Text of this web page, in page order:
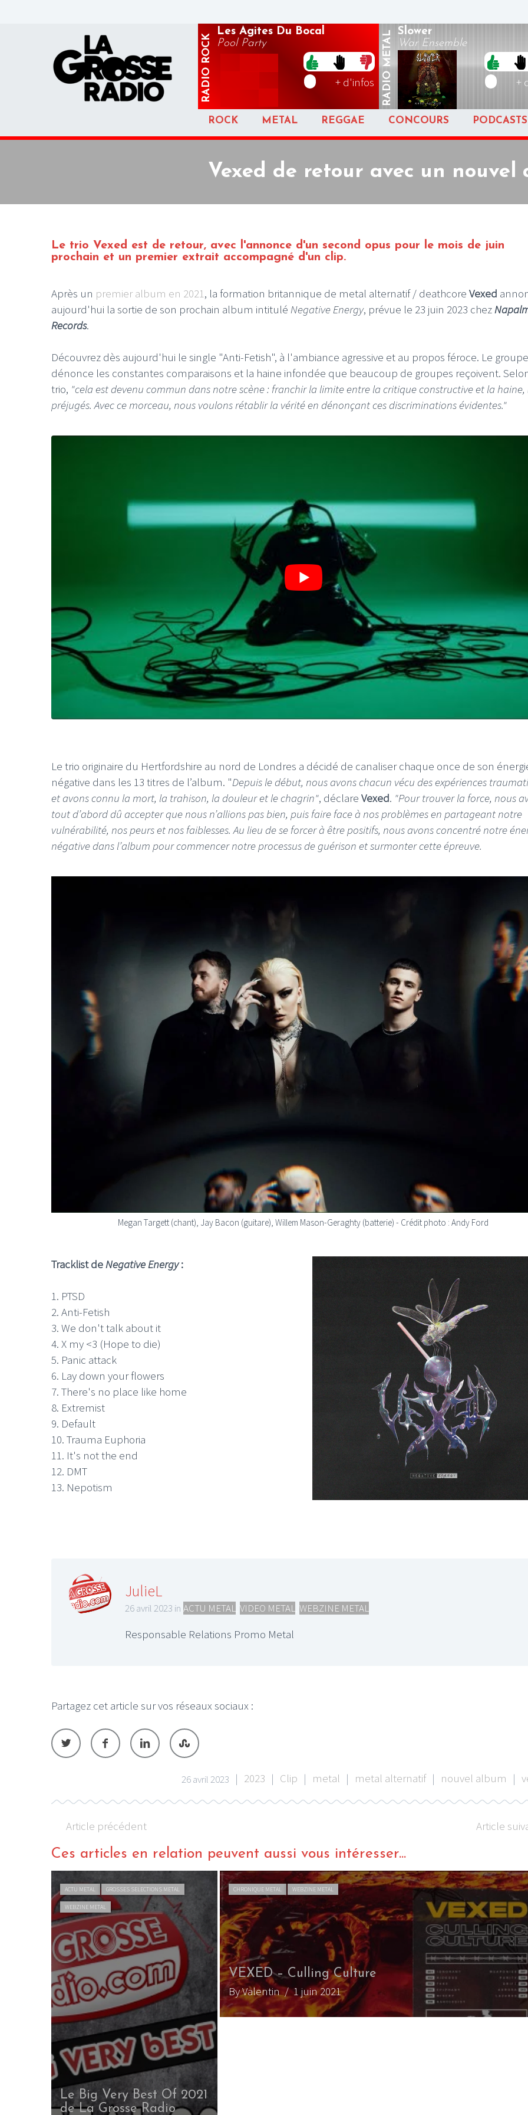
RADIO
ROCK
Les Agites Du Bocal
Pool Party
+ d'infos RADIO
METAL Slower
War Ensemble
+
ROCK METAL REGGAE CONCOURS PODCASTS
Vexed de retour avec un nouvel
Le trio Vexed est de retour, avec l'annonce d'un second opus pour le mois de juin
prochain et un premier extrait accompagné d'un clip.
Après un premier album en 2021, la formation britannique de metal alternatif / deathcore Vexed
aujourd'hui la sortie de son prochain album intitulé Negative Energy, prévue le 23 juin 2023 chez
Records.
Découvrez dès aujourd'hui le single "Anti-Fetish", à l'ambiance agressive et au propos féroce. Le
dénonce les constantes comparaisons et la haine infondée que beaucoup de groupes reçoivent.
trio, "cela est devenu commun dans notre scène : franchir la limite entre la critique constructive et la haine,
préjugés. Avec ce morceau, nous voulons rétablir la vérité en dénonçant ces discriminations évidentes."
Le trio originaire du Hertfordshire au nord de Londres a décidé de canaliser chaque once de son
négative dans les 13 titres de l’album. "Depuis le début, nous avons chacun vécu des expériences
et avons connu la mort, la trahison, la douleur et le chagrin", déclare Vexed. "Pour trouver la force, nous
tout d’abord dû accepter que nous n’allions pas bien, puis faire face à nos problèmes en partageant notre
vulnérabilité, nos peurs et nos faiblesses. Au lieu de se forcer à être positifs, nous avons concentré notre
négative dans l’album pour commencer notre processus de guérison et surmonter cette épreuve.
Megan Targett (chant), Jay Bacon (guitare), Willem Mason-Geraghty (batterie) - Crédit photo : Andy Ford
Tracklist deNegative Energy:
1. PTSD
2. Anti-Fetish
3. We don't talk about it
4. X my <3 (Hope to die)
5. Panic attack
6. Lay down your flowers
7. There's no place like home
8. Extremist
9. Default
10. Trauma Euphoria
11. It's not the end
12. DMT
13. Nepotism
JulieL
26 avril 2023 in ACTU METAL VIDEO METAL WEBZINE METAL
Responsable Relations Promo Metal
Partagez cet article sur vos réseaux sociaux :
26 avril 2023 | 2023 | Clip | metal | metal alternatif | nouvel album |
Article précédent Article
Ces articles en relation peuvent aussi vous intéresser...
ACTU METAL GROSSES SELECTIONS METAL
WEBZINE METAL
Le Big Very Best Of 2021
de La Grosse Radio
CHRONIQUE METAL WEBZINE METAL
VEXED – Culling Culture
By Valentin/ 1 juin 2021
LE GROS RIFFIFI LE GROS RIFFIFI
The Covers !!!
LE GROS RIFFIFI